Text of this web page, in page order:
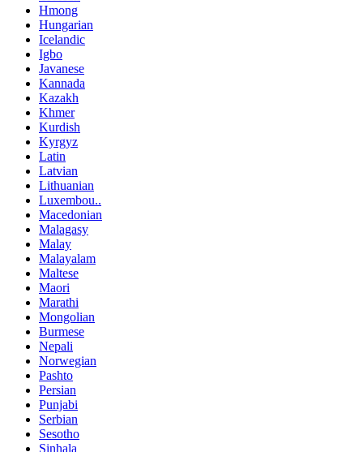
Hmong
Hungarian
Icelandic
Igbo
Javanese
Kannada
Kazakh
Khmer
Kurdish
Kyrgyz
Latin
Latvian
Lithuanian
Luxembou..
Macedonian
Malagasy
Malay
Malayalam
Maltese
Maori
Marathi
Mongolian
Burmese
Nepali
Norwegian
Pashto
Persian
Punjabi
Serbian
Sesotho
Sinhala